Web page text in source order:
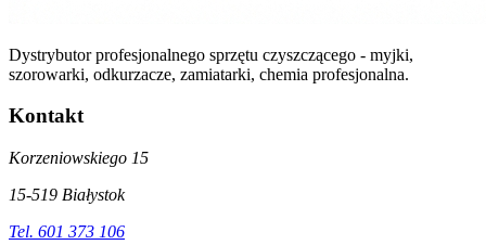
Dystrybutor profesjonalnego sprzętu czyszczącego - myjki,
szorowarki, odkurzacze, zamiatarki, chemia profesjonalna.
Kontakt
Korzeniowskiego 15
15-519 Białystok
Tel. 601 373 106